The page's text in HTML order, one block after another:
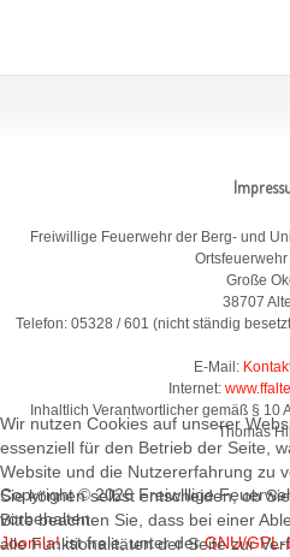
Freiwillige Feuerwehr der Berg- und
Ortsfeuerwehr
Große
38707
Telefon: 05328 / 601 (nicht ständig
E-Mail:
Internet:
Inhaltlich Verantwortlicher gemäß § 10
Thomas
Copyright © 2026 Freiwillige
vorbehalten.
Joomla!ist freie, unter derGNU/
Wir nutzen Cookies auf unserer
essenziell für den Betrieb der Seite,
Website und die Nutzererfahrung zu
Sie können selbst entscheiden, ob
Bitte beachten Sie, dass bei einer
alle Funktionalitäten der Seite zur